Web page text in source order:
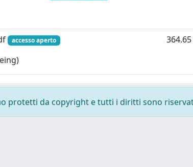
accesso aperto
protetti da copyright e tutti i diritti sono